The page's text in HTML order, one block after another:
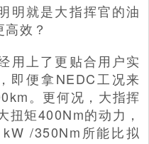
明就是大指挥官的油
效？
用上了更贴合用户实
即便拿NEDC工况来
。更何况，大指挥
扭矩400Nm的动力，
/350Nm所能比拟